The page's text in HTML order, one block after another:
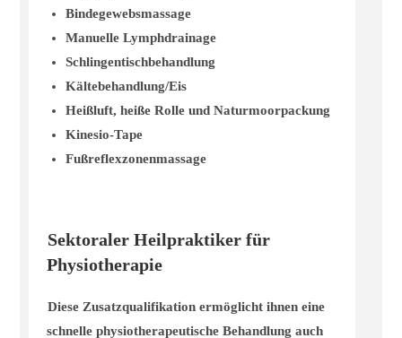
Bindegewebsmassage
Manuelle Lymphdrainage
Schlingentischbehandlung
Kältebehandlung/Eis
Heißluft, heiße Rolle und Naturmoorpackung
Kinesio-Tape
Fußreflexzonenmassage
Sektoraler Heilpraktiker für
Physiotherapie
Diese Zusatzqualifikation ermöglicht ihnen eine
schnelle physiotherapeutische Behandlung auch